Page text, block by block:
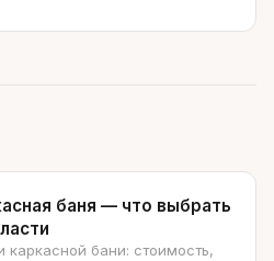
баня — что выбрать
бани: стоимость,